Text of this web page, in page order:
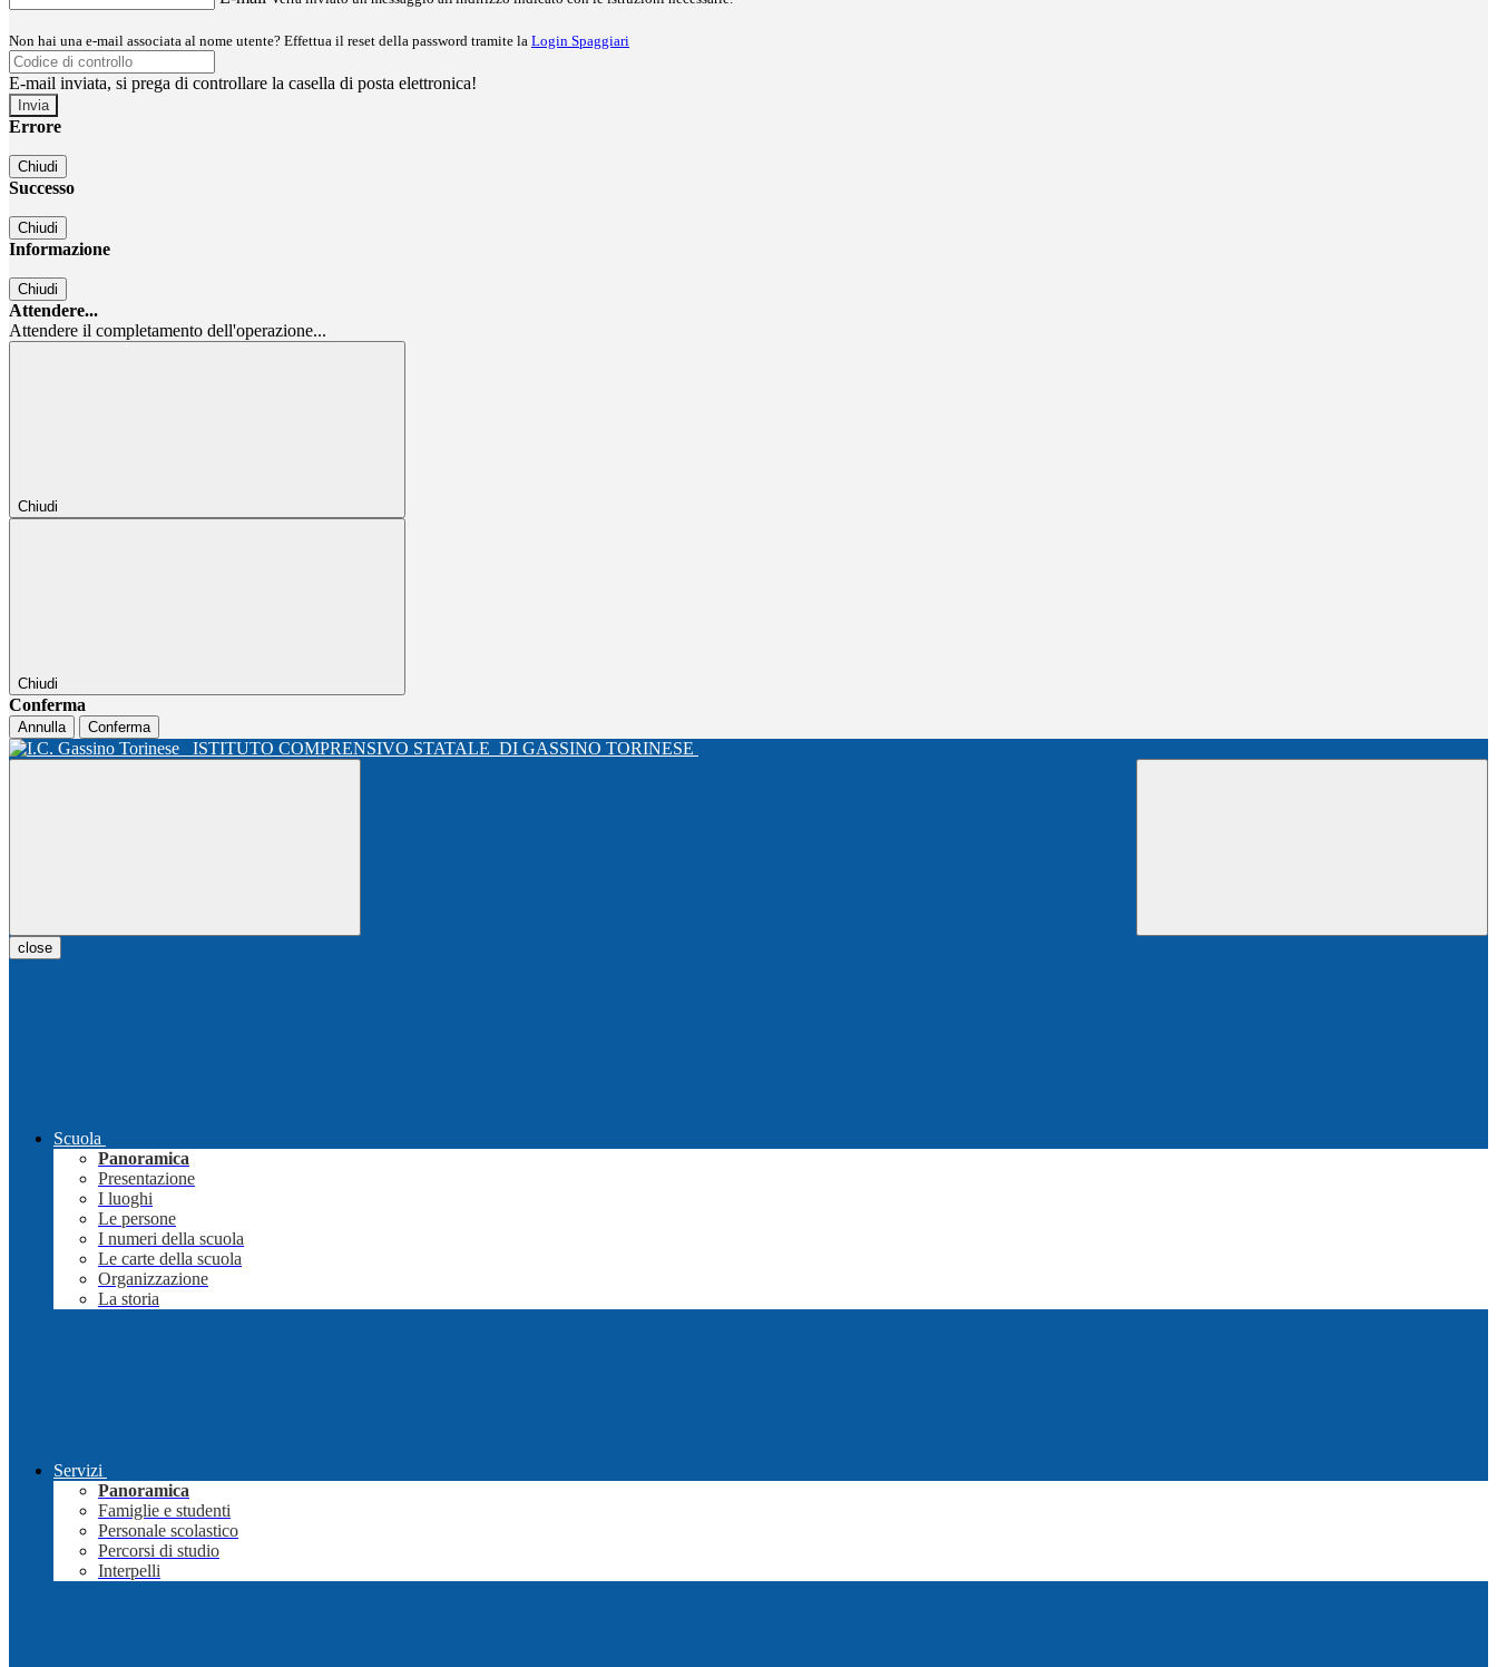
Non hai una e-mail associata al nome utente? Effettua il reset della password tramite la Login Spaggiari
E-mail inviata, si prega di controllare la casella di posta elettronica!
Errore
Chiudi
Successo
Chiudi
Informazione
Chiudi
Attendere...
Attendere il completamento dell'operazione...
Chiudi
Chiudi
Conferma
Annulla Conferma
ISTITUTO COMPRENSIVO STATALE DI GASSINO TORINESE
close
Scuola
Panoramica
Presentazione
I luoghi
Le persone
I numeri della scuola
Le carte della scuola
Organizzazione
La storia
Servizi
Panoramica
Famiglie e studenti
Personale scolastico
Percorsi di studio
Interpelli